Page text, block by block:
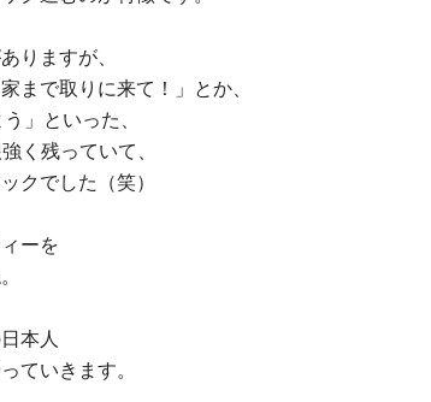
りますが、
まで取りに来て！」とか、
」といった、
く残っていて、
クでした（笑）
ーを
本人
ていきます。